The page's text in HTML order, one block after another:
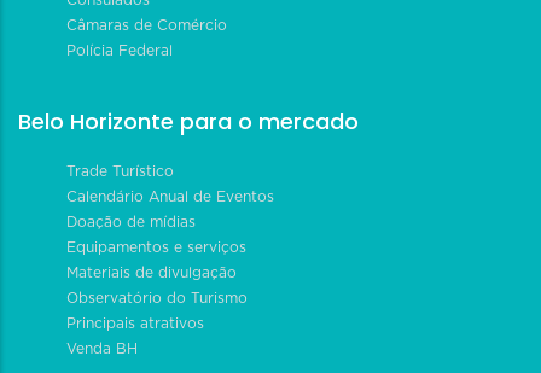
Câmaras de Comércio
Polícia Federal
Belo Horizonte para o mercado
Trade Turístico
Calendário Anual de Eventos
Doação de mídias
Equipamentos e serviços
Materiais de divulgação
Observatório do Turismo
Principais atrativos
Venda BH